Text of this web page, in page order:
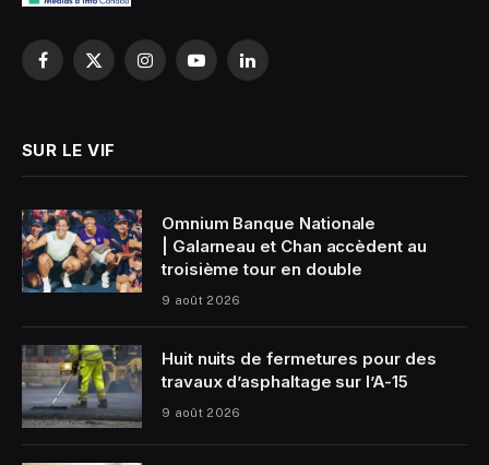
Facebook
X
InstagramYouTubeLinkedIn
SUR LE VIF
Omnium Banque Nationale
| Galarneau et Chan accèdent au
troisième tour en double
9 août 2026
Huit nuits de fermetures pour des
travaux d’asphaltage sur l’A-15
9 août 2026